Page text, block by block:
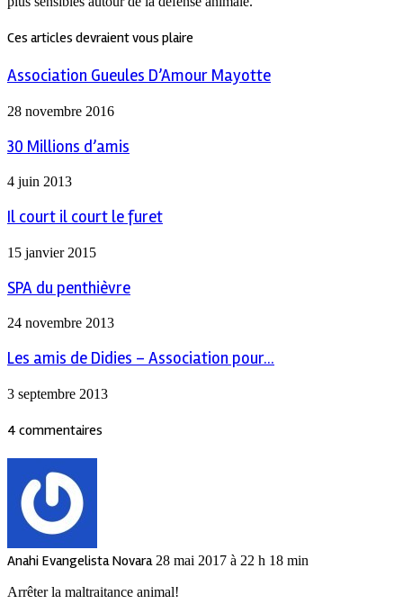
Ces articles devraient vous plaire
Association Gueules D’Amour Mayotte
28 novembre 2016
30 Millions d’amis
4 juin 2013
Il court il court le furet
15 janvier 2015
SPA du penthièvre
24 novembre 2013
Les amis de Didies – Association pour...
3 septembre 2013
4 commentaires
Anahi Evangelista Novara 28 mai 2017 à 22 h 18 min
Arrêter la maltraitance animal!